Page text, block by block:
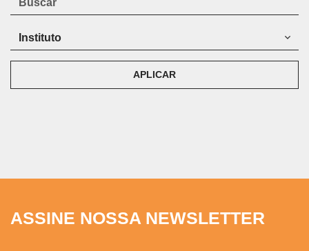
APLICAR
ASSINE NOSSA NEWSLETTER